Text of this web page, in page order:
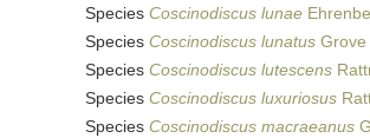
Species Coscinodiscus lunae
Species Coscinodiscus lunatus Grove
Species Coscinodiscus lutescens
Species Coscinodiscus luxuriosus
Species Coscinodiscus macraeanus